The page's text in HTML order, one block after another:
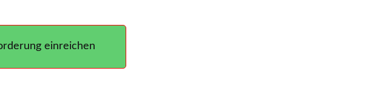
einreichen